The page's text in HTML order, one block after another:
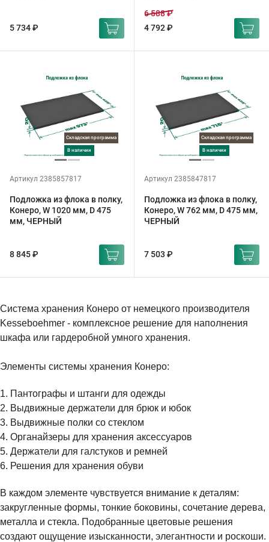
5 734 ₽ 4 792 ₽
6 588 ₽
Складская программа
в наличии
Артикул 2385857817
Подложка из флока в полку,
Конеро, W 1020 мм, D 475
мм, ЧЕРНЫЙ
8 845 ₽
Складская программа
в наличии
Артикул 2385847817
Подложка из флока в полку,
Конеро, W 762 мм, D 475 мм,
ЧЕРНЫЙ
7 503 ₽
Система хранения Конеро от немецкого производителя
Kesseboehmer - комплексное решение для наполнения
шкафа или гардеробной умного хранения.
Элементы системы хранения Конеро:
1. Пантографы и штанги для одежды
2. Выдвижные держатели для брюк и юбок
3. Выдвижные полки со стеклом
4. Органайзеры для хранения аксессуаров
5. Держатели для галстуков и ремней
6. Решения для хранения обуви
В каждом элементе чувствуется внимание к деталям:
закругленные формы, тонкие боковины, сочетание дерева,
металла и стекла. Подобранные цветовые решения
создают ощущение изысканности, элегантности и роскоши.